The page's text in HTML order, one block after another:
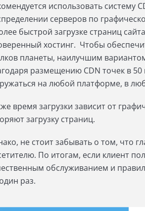
использовать систему
серверов по
быстрой загрузке страниц
хостинг. Чтобы
планеты, наилучшим
размещению CDN точек в
на любой платформе, в
время загрузки зависит от
загрузку страниц.
не стоит забывать о том, что
По итогам, если клиент
обслуживанием и
раз.